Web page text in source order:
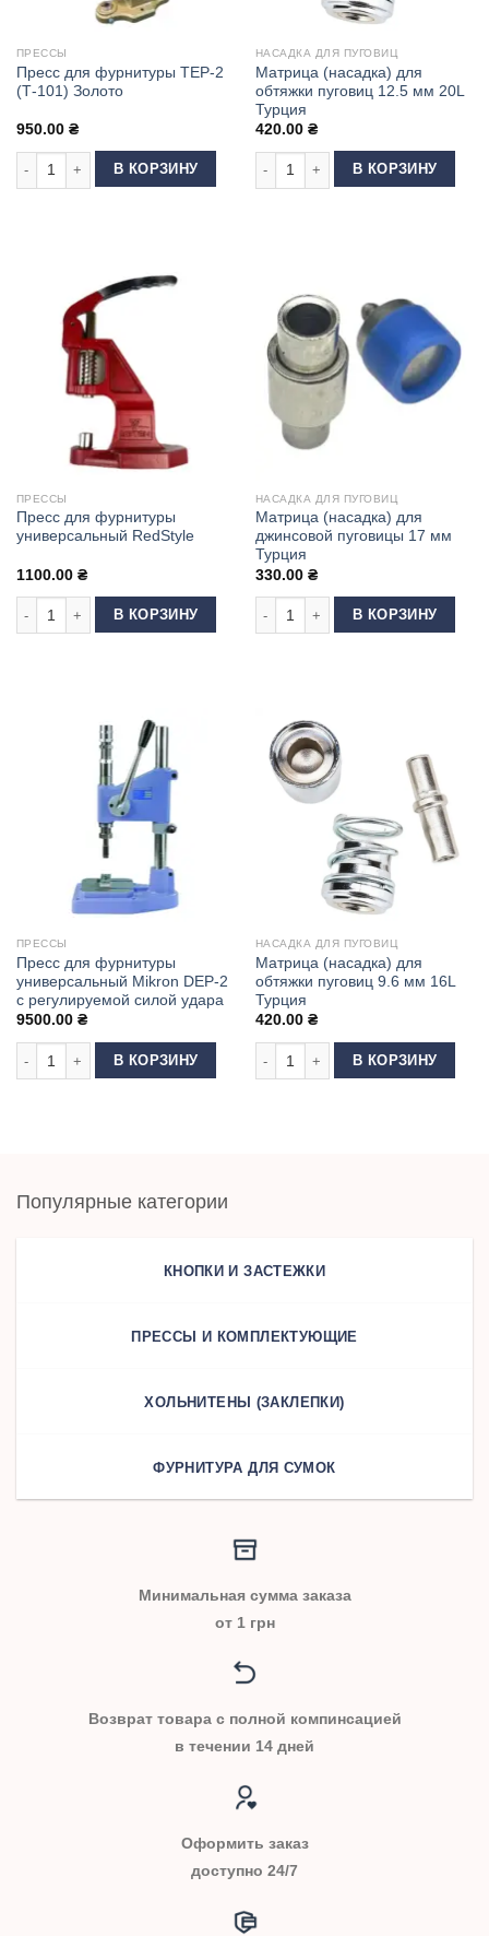
ПРЕССЫ
Пресс для фурнитуры ТЕР-2
(Т-101) Золото
950.00 ₴
Количество товара Пресс для фурнитуры ТЕР-2 (Т-101) Золото
В КОРЗИНУ
НАСАДКА ДЛЯ ПУГОВИЦ
Матрица (насадка) для
обтяжки пуговиц 12.5 мм 20L
Турция
420.00 ₴
Количество товара Матрица
В КОРЗИНУ
ПРЕССЫ
Пресс для фурнитуры
универсальный RedStyle
1100.00 ₴
Количество товара Пресс для фурнитуры универсальный RedStyle
В КОРЗИНУ
НАСАДКА ДЛЯ ПУГОВИЦ
Матрица (насадка) для
джинсовой пуговицы 17 мм
Турция
330.00 ₴
Количество товара Матрица
В КОРЗИНУ
ПРЕССЫ
Пресс для фурнитуры
универсальный Mikron DEP-2
с регулируемой силой удара
9500.00 ₴
Количество товара Пресс для фурнитуры универсальный Mikron DEP-
В КОРЗИНУ
НАСАДКА ДЛЯ ПУГОВИЦ
Матрица (насадка) для
обтяжки пуговиц 9.6 мм 16L
Турция
420.00 ₴
Количество товара Матрица
В КОРЗИНУ
Популярные категории
КНОПКИ И ЗАСТЕЖКИ
ПРЕССЫ И КОМПЛЕКТУЮЩИЕ
ХОЛЬНИТЕНЫ (ЗАКЛЕПКИ)
ФУРНИТУРА ДЛЯ СУМОК
Минимальная сумма заказа
от 1 грн
Возврат товара с полной компинсацией
в течении 14 дней
Оформить заказ
доступно 24/7